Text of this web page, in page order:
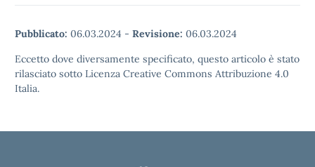
Pubblicato: 06.03.2024 - Revisione: 06.03.2024
Eccetto dove diversamente specificato, questo articolo è stato
rilasciato sotto Licenza Creative Commons Attribuzione 4.0
Italia.